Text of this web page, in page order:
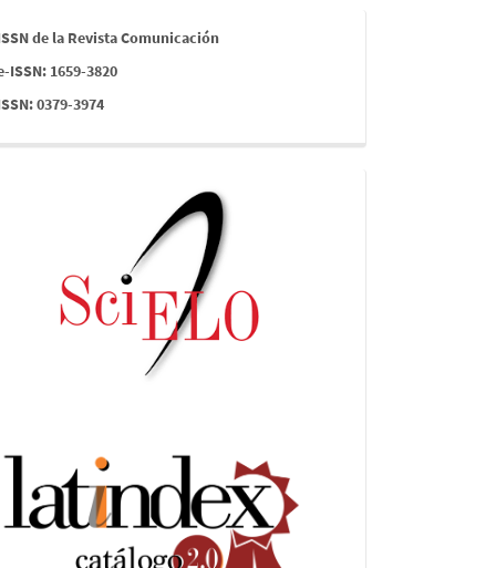
de la Revista Comunicación
ISSN: 1659-3820
0379-3974